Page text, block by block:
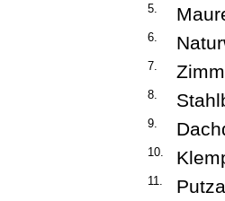
5.
6.
7.
8.
9.
10.
11.